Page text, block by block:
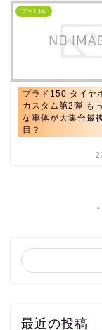
プラド150
プラド150 タイヤ
カスタム第2弾 も
な車体が大集合最
目？
最近の投稿